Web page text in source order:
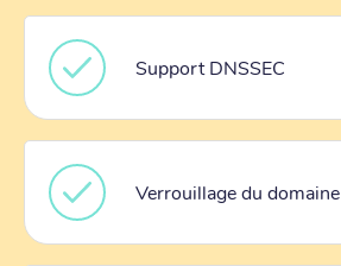
Support DNSSEC
Verrouillage du domaine